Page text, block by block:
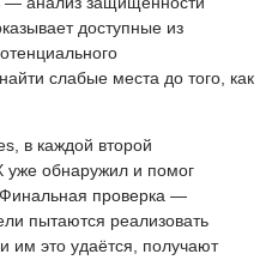
доступные из
слабые места до того, как
в каждой второй
уже обнаружил и помог
Финальная проверка —
пытаются реализовать
им это удаётся, получают